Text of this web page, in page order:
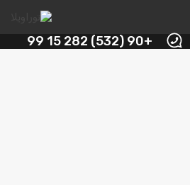
+90 (532) 282 15 99